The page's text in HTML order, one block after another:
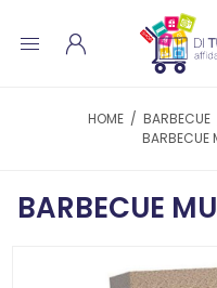
HOME / BARBECUE
BARBECUE
BARBECUE